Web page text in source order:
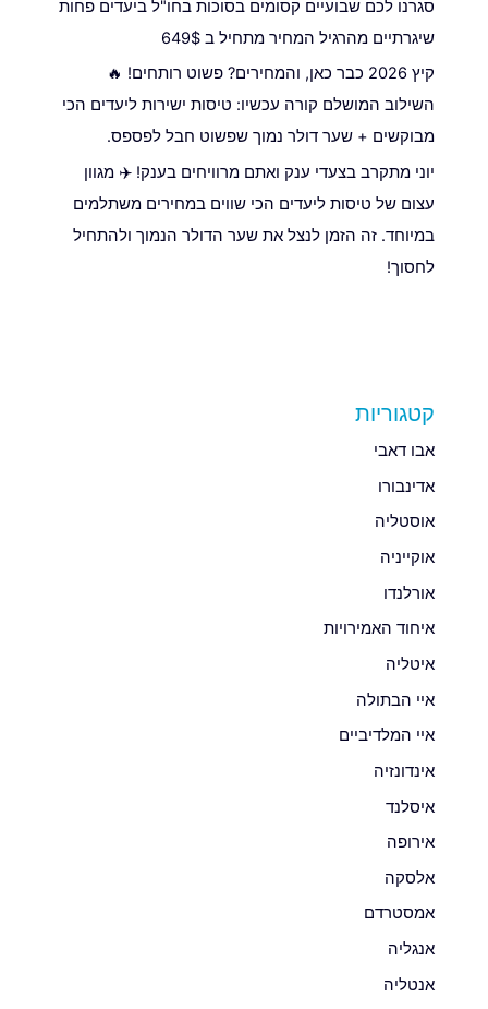
סגרנו לכם שבועיים קסומים בסוכות בחו"ל ביעדים פחות
שיגרתיים מהרגיל המחיר מתחיל ב 649$
קיץ 2026 כבר כאן, והמחירים? פשוט רותחים! 🔥
השילוב המושלם קורה עכשיו: טיסות ישירות ליעדים הכי
מבוקשים + שער דולר נמוך שפשוט חבל לפספס.
יוני מתקרב בצעדי ענק ואתם מרוויחים בענק! ✈️ מגוון
עצום של טיסות ליעדים הכי שווים במחירים משתלמים
במיוחד. זה הזמן לנצל את שער הדולר הנמוך ולהתחיל
לחסוך!
קטגוריות
אבו דאבי
אדינבורו
אוסטליה
אוקייניה
אורלנדו
איחוד האמירויות
איטליה
איי הבתולה
איי המלדיביים
אינדונזיה
איסלנד
אירופה
אלסקה
אמסטרדם
אנגליה
אנטליה